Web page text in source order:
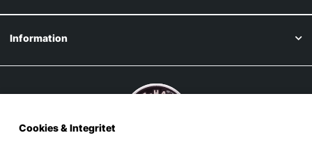
Information
Cookies & Integritet